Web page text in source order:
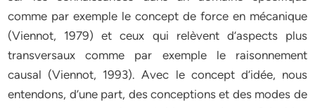
comme par exemple le concept de force en mécanique
(Viennot, 1979) et ceux qui relèvent d’aspects plus
transversaux comme par exemple le raisonnement
causal (Viennot, 1993). Avec le concept d’idée, nous
entendons, d’une part, des conceptions et des modes de